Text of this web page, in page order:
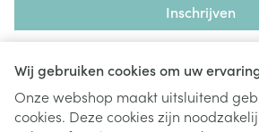
Wij gebruiken cookies om uw
Onze webshop maakt uitsluitend
cookies. Deze cookies zijn
Inschrijven
nieuwsbrief en gaat u akkoord met onze